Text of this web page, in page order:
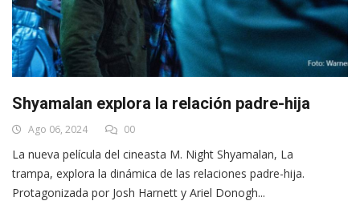
Shyamalan explora la relación padre-hija
Ago 06, 2024 00
La nueva película del cineasta M. Night Shyamalan, La
trampa, explora la dinámica de las relaciones padre-hija.
Protagonizada por Josh Harnett y Ariel Donogh...